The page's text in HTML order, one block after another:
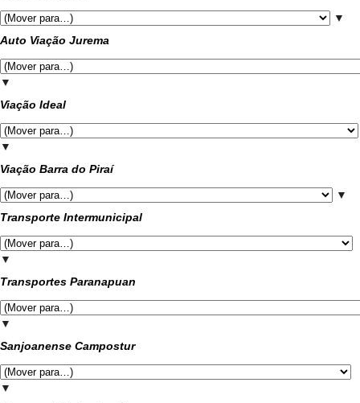
▼
Auto Viação Jurema
▼
Viação Ideal
▼
Viação Barra do Piraí
▼
Transporte Intermunicipal
▼
Transportes Paranapuan
▼
Sanjoanense Campostur
▼